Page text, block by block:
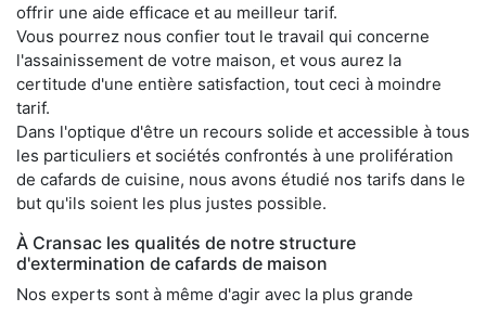
offrir une aide efficace et au meilleur tarif.
Vous pourrez nous confier tout le travail qui concerne
l'assainissement de votre maison, et vous aurez la
certitude d'une entière satisfaction, tout ceci à moindre
tarif.
Dans l'optique d'être un recours solide et accessible à tous
les particuliers et sociétés confrontés à une prolifération
de cafards de cuisine, nous avons étudié nos tarifs dans le
but qu'ils soient les plus justes possible.
À Cransac les qualités de notre structure
d'extermination de cafards de maison
Nos experts sont à même d'agir avec la plus grande